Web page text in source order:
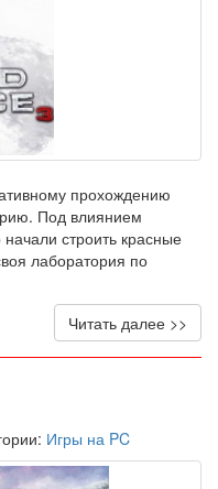
прохождению
Под влиянием
строить красные
лаборатория по
Читать далее >>
Игры на PC